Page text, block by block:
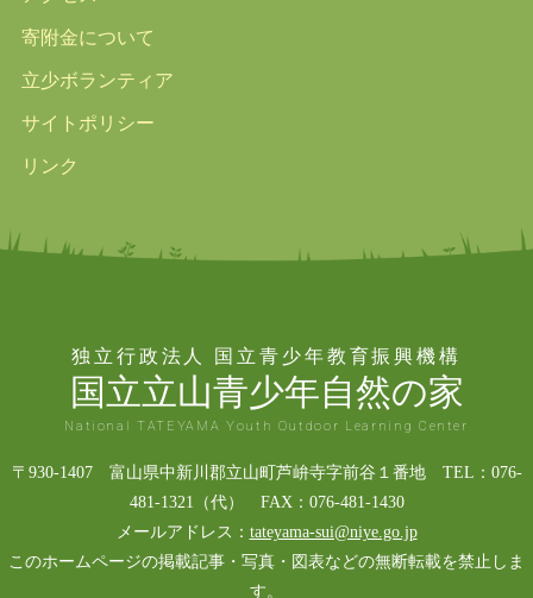
寄附金について
立少ボランティア
サイトポリシー
リンク
独立行政法人 国立青少年教育振興機構
国立立山青少年自然の家
National TATEYAMA Youth Outdoor Learning Center
〒930-1407 富山県中新川郡立山町芦峅寺字前谷１番地 TEL：076-
481-1321（代） FAX：076-481-1430
メールアドレス： tateyama-sui@niye.go.jp
このホームページの掲載記事・写真・図表などの無断転載を禁止しま
す。